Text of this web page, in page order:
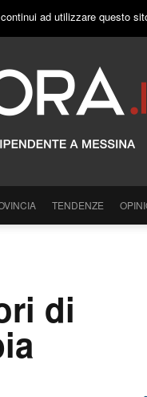
TENDENZE
di
ad utilizzare questo